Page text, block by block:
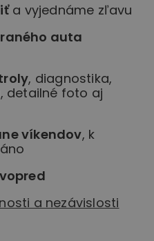
a vyjednáme zľavu
auta
, diagnostika,
detailné foto aj
víkendov, k
a nezávislosti